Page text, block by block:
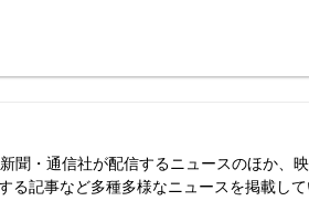
聞・通信社が配信するニュースのほか、
る記事など多種多様なニュースを掲載して